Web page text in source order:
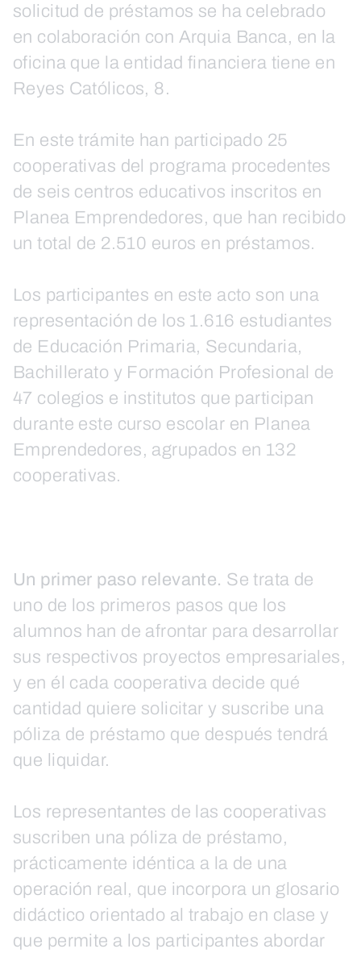
solicitud de préstamos se ha celebrado
en colaboración con Arquia Banca, en la
oficina que la entidad financiera tiene en
Reyes Católicos, 8.
En este trámite han participado 25
cooperativas del programa procedentes
de seis centros educativos inscritos en
Planea Emprendedores, que han recibido
un total de 2.510 euros en préstamos.
Los participantes en este acto son una
representación de los 1.616 estudiantes
de Educación Primaria, Secundaria,
Bachillerato y Formación Profesional de
47 colegios e institutos que participan
durante este curso escolar en Planea
Emprendedores, agrupados en 132
cooperativas.
Un primer paso relevante. Se trata de
uno de los primeros pasos que los
alumnos han de afrontar para desarrollar
sus respectivos proyectos empresariales,
y en él cada cooperativa decide qué
cantidad quiere solicitar y suscribe una
póliza de préstamo que después tendrá
que liquidar.
Los representantes de las cooperativas
suscriben una póliza de préstamo,
prácticamente idéntica a la de una
operación real, que incorpora un glosario
didáctico orientado al trabajo en clase y
que permite a los participantes abordar